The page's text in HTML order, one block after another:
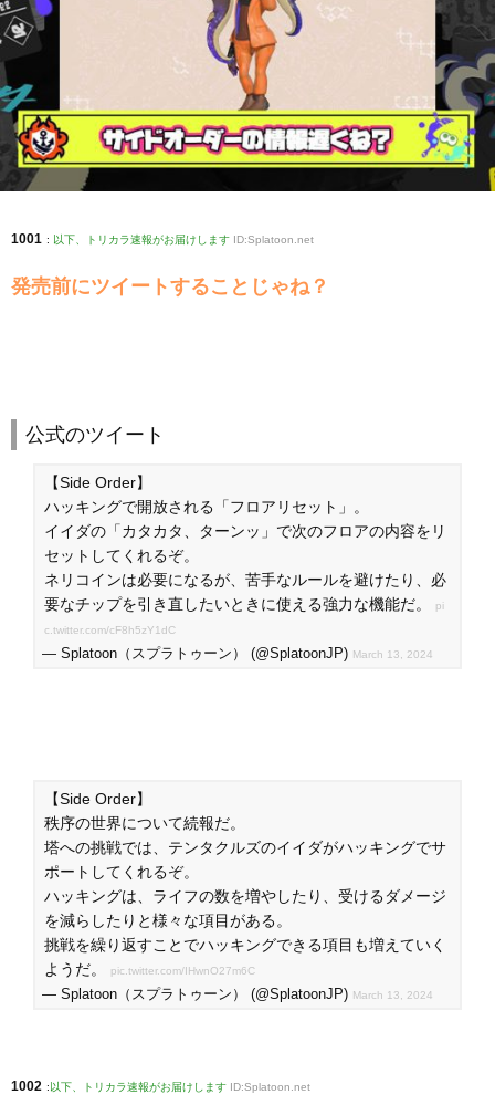
1001 : 以下、トリカラ速報がお届けします ID:Splatoon.net
発売前にツイートすることじゃね？
公式のツイート
【Side Order】
ハッキングで開放される「フロアリセット」。
イイダの「カタカタ、ターンッ」で次のフロアの内容をリ
セットしてくれるぞ。
ネリコインは必要になるが、苦手なルールを避けたり、必
要なチップを引き直したいときに使える強力な機能だ。
pi
c.twitter.com/cF8h5zY1dC
— Splatoon（スプラトゥーン） (@SplatoonJP) March 13, 2024
【Side Order】
秩序の世界について続報だ。
塔への挑戦では、テンタクルズのイイダがハッキングでサ
ポートしてくれるぞ。
ハッキングは、ライフの数を増やしたり、受けるダメージ
を減らしたりと様々な項目がある。
挑戦を繰り返すことでハッキングできる項目も増えていく
ようだ。
pic.twitter.com/IHwnO27m6C
— Splatoon（スプラトゥーン） (@SplatoonJP) March 13, 2024
1002 : 以下、トリカラ速報がお届けします ID:Splatoon.net